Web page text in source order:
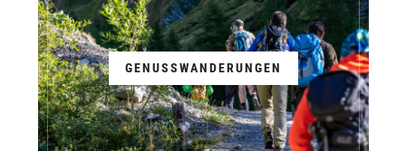
GENUSSWANDERUNGEN